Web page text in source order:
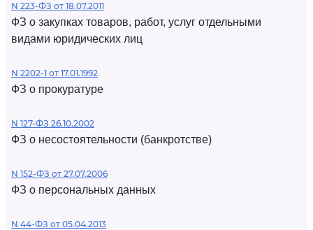
N 223-ФЗ от 18.07.2011
ФЗ о закупках товаров, работ, услуг отдельными
видами юридических лиц
N 2202-1 от 17.01.1992
ФЗ о прокуратуре
N 127-ФЗ 26.10.2002
ФЗ о несостоятельности (банкротстве)
N 152-ФЗ от 27.07.2006
ФЗ о персональных данных
N 44-ФЗ от 05.04.2013